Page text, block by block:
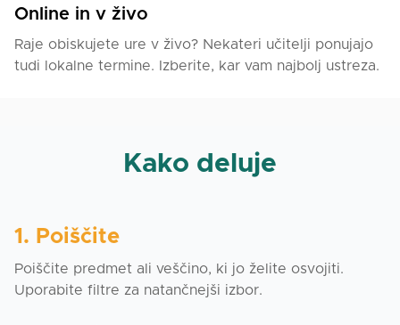
Online in v živo
Raje obiskujete ure v živo? Nekateri učitelji ponujajo
tudi lokalne termine. Izberite, kar vam najbolj ustreza.
Kako deluje
1. Poiščite
Poiščite predmet ali veščino, ki jo želite osvojiti.
Uporabite filtre za natančnejši izbor.